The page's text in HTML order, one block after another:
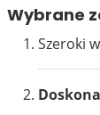
Wybrane
Szeroki